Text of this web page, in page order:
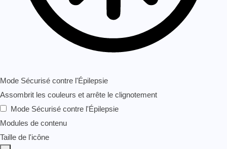
Mode Sécurisé contre l'Épilepsie
Assombrit les couleurs et arrête le clignotement
Mode Sécurisé contre l'Épilepsie
Modules de contenu
Taille de l'icône